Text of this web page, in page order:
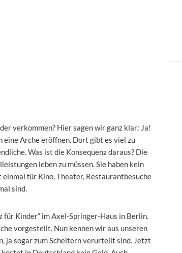
verkommen? Hier sagen wir ganz klar: Ja!
eine Arche eröffnen. Dort gibt es viel zu
Was ist die Konsequenz daraus? Die
leben zu müssen. Sie haben kein
für Kino, Theater, Restaurantbesuche
sind.
Kinder“ im Axel-Springer-Haus in Berlin.
vorgestellt. Nun kennen wir aus unseren
ja sogar zum Scheitern verurteilt sind. Jetzt